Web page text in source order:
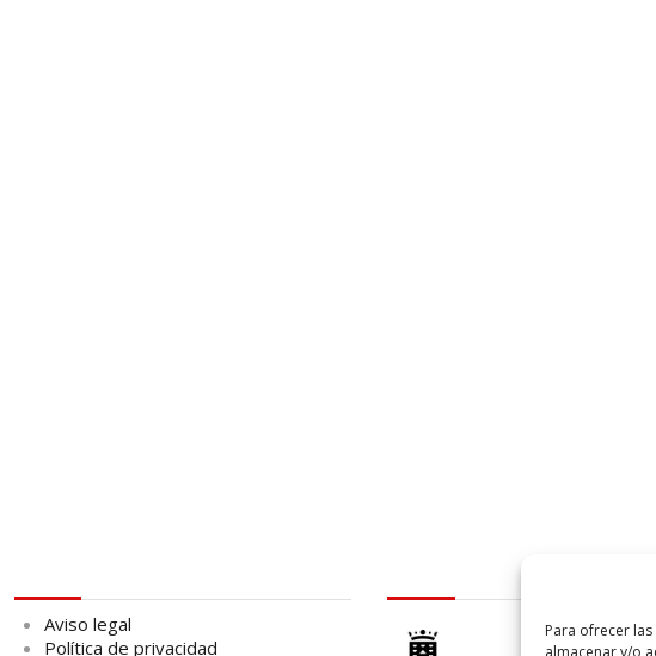
Para ofrecer
almacenar y/o
Aviso legal
Política de privacidad
logo Cabildo